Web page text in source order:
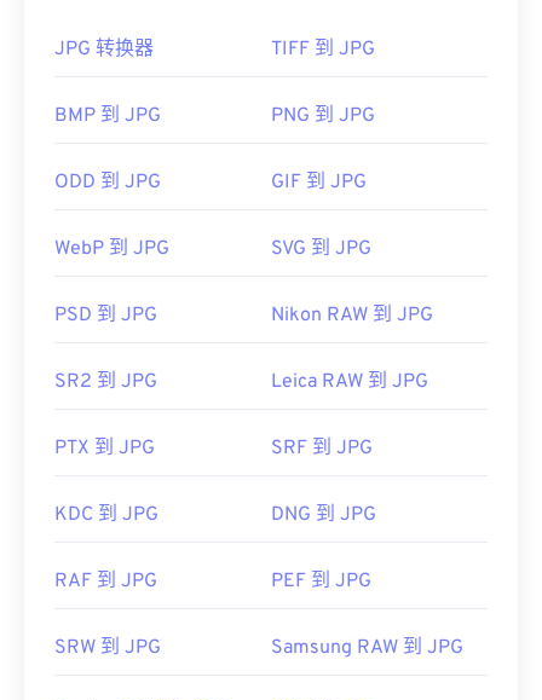
几乎所有图像查看器程序和应用程序都能识别并打开
像查看器、图像编辑器或网页浏览器中打开它。要选
开方式”。
Microsoft Photos 等 Microsoft应用程序以及Apple
JPEG 图像大小，请使用我们的
图像调整器工具。
首次发布：1992年9月18日
JPG 转换器 TIFF 到 JPG
BMP 到 JPG PNG 到 JPG
ODD 到 JPG GIF 到 JPG
WebP 到 JPG SVG 到 JPG
PSD 到 JPG Nikon RAW 到 JPG
SR2 到 JPG Leica RAW 到 JPG
PTX 到 JPG SRF 到 JPG
KDC 到 JPG DNG 到 JPG
RAF 到 JPG PEF 到 JPG
SRW 到 JPG Samsung RAW 到 JPG